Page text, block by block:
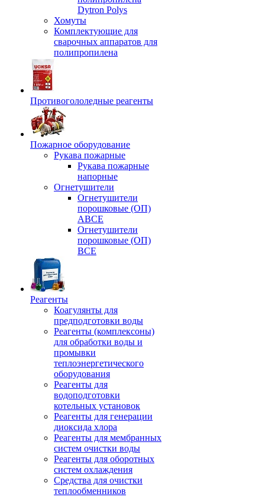
Dytron Polys
Хомуты
Комплектующие для
сварочных аппаратов для
полипропилена
Противогололедные реагенты
Пожарное оборудование
Рукава пожарные
Рукава пожарные
напорные
Огнетушители
Огнетушители
порошковые (ОП)
АВСЕ
Огнетушители
порошковые (ОП)
ВСЕ
Реагенты
Коагулянты для
предподготовки воды
Реагенты (комплексоны)
для обработки воды и
промывки
теплоэнергетического
оборудования
Реагенты для
водоподготовки
котельных установок
Реагенты для генерации
диоксида хлора
Реагенты для мембранных
систем очистки воды
Реагенты для оборотных
систем охлаждения
Средства для очистки
теплообменников